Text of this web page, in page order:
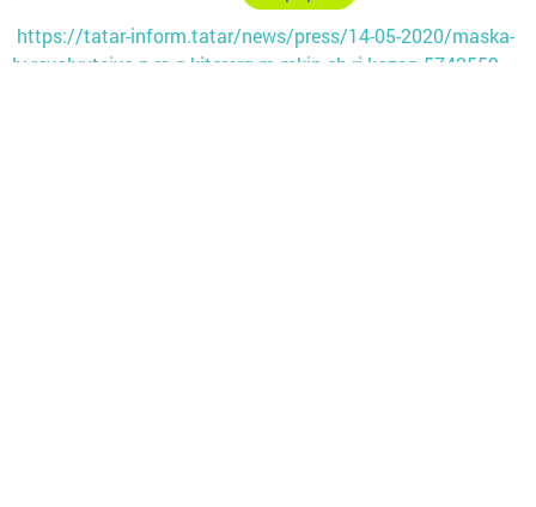
https://tatar-inform.tatar/news/press/14-05-2020/maska-
ly-revolyutsiya-n-rs-g-kitererg-m-mkin-sh-ri-kazan-5742559